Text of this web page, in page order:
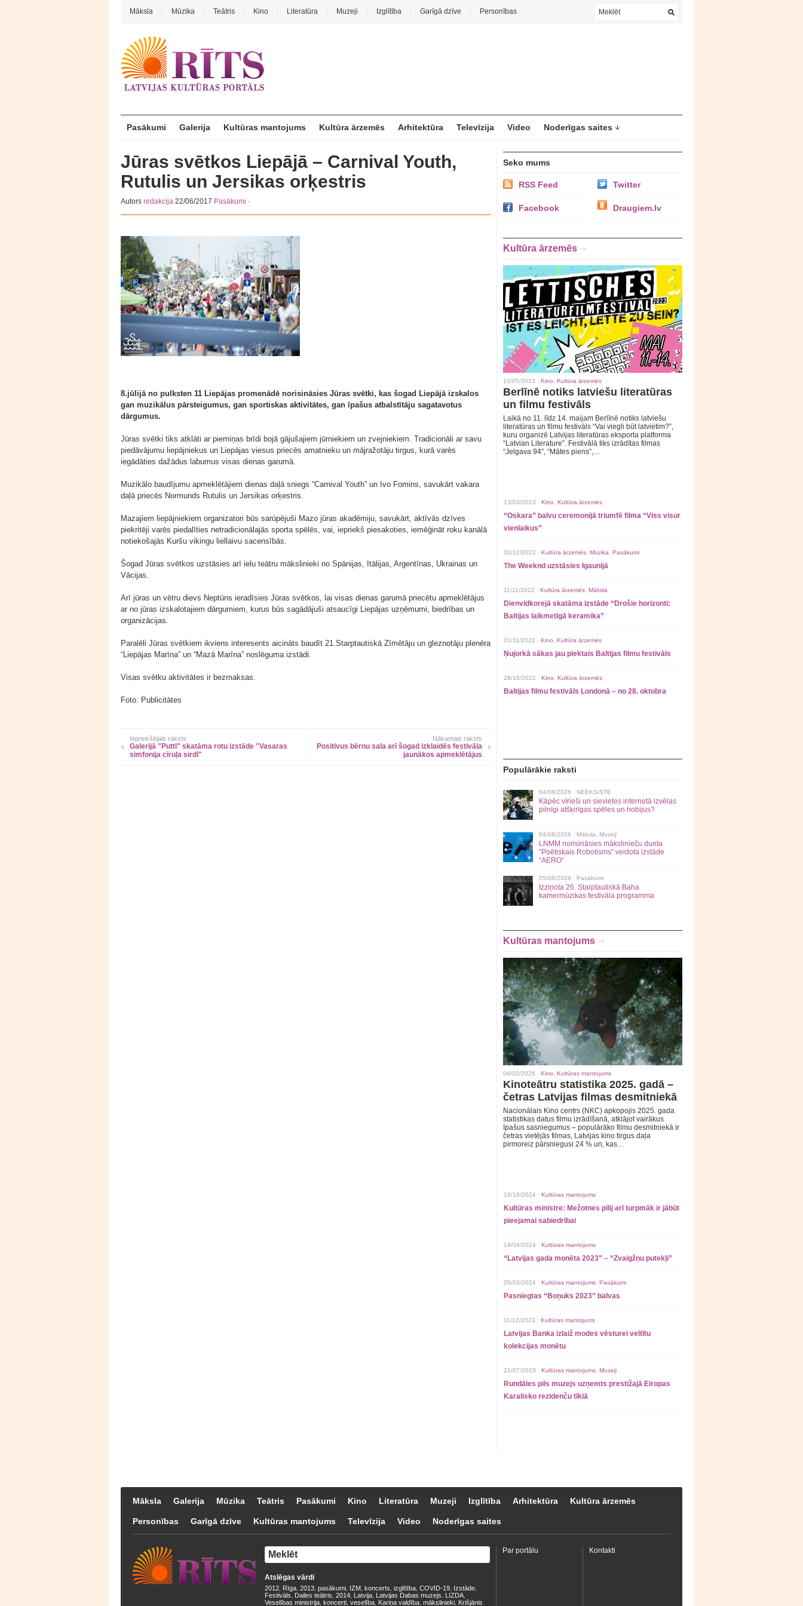
Māksla Mūzika Teātris Kino Literatūra Muzeji Izglītība Garīgā dzīve Personības
Pasākumi Galerija Kultūras mantojums Kultūra ārzemēs Arhitektūra Televīzija Video Noderīgas saites
Jūras svētkos Liepājā – Carnival Youth,
Rutulis un Jersikas orķestris
Autors redakcija 22/06/2017 Pasākumi ·
8.jūlijā no pulksten 11 Liepājas promenādē norisināsies Jūras svētki, kas šogad Liepājā izskalos
gan muzikālus pārsteigumus, gan sportiskas aktivitātes, gan īpašus atbalstītāju sagatavotus
dārgumus.
Jūras svētki tiks atklāti ar piemiņas brīdi bojā gājušajiem jūrniekiem un zvejniekiem. Tradicionāli ar savu
piedāvājumu liepājniekus un Liepājas viesus priecēs amatnieku un mājražotāju tirgus, kurā varēs
iegādāties dažādus labumus visas dienas garumā.
Muzikālo baudījumu apmeklētājiem dienas daļā sniegs “Carnival Youth” un Ivo Fomins, savukārt vakara
daļā priecēs Normunds Rutulis un Jersikas orķestris.
Mazajiem liepājniekiem organizatori būs sarūpējuši Mazo jūras akadēmiju, savukārt, aktīvās dzīves
piekritēji varēs piedalīties netradicionālajās sporta spēlēs, vai, iepriekš piesakoties, iemēģināt roku kanālā
notiekošajās Kuršu vikingu liellaivu sacensībās.
Šogad Jūras svētkos uzstāsies arī ielu teātru mākslinieki no Spānijas, Itālijas, Argentīnas, Ukrainas un
Vācijas.
Arī jūras un vētru dievs Neptūns ieradīsies Jūras svētkos, lai visas dienas garumā priecētu apmeklētājus
ar no jūras izskalotajiem dārgumiem, kurus būs sagādājuši atsaucīgi Liepājas uzņēmumi, biedrības un
organizācijas.
Paralēli Jūras svētkiem ikviens interesents aicināts baudīt 21.Starptautiskā Zīmētāju un gleznotāju plenēra
“Liepājas Marīna” un “Mazā Marīna” noslēguma izstādi.
Visas svētku aktivitātes ir bezmaksas.
Foto: Publicitātes
Iepriekšējais raksts
Galerijā "Putti" skatāma rotu izstāde "Vasaras
simfonija cīruļa sirdī"
Nākamais raksts
Positivus bērnu sala arī šogad izklaidēs festivāla
jaunākos apmeklētājus
Seko mums
RSS Feed Twitter
Facebook Draugiem.lv
Kultūra ārzemēs
10/05/2023 · Kino Kultūra ārzemēs
Berlīnē notiks latviešu literatūras
un filmu festivāls
Laikā no 11. līdz 14. maijam Berlīnē notiks latviešu
literatūras un filmu festivāls “Vai viegli būt latvietim?”,
kuru organizē Latvijas literatūras eksporta platforma
“Latvian Literature”. Festivālā tiks izrādītas filmas
“Jelgava 94”, “Mātes piens”,…
13/03/2023 · Kino Kultūra ārzemēs
“Oskara” balvu ceremonijā triumfē filma “Viss visur
vienlaikus”
02/12/2022 · Kultūra ārzemēs Mūzika Pasākumi
The Weeknd uzstāsies Igaunijā
11/11/2022 · Kultūra ārzemēs Māksla
Dienvidkorejā skatāma izstāde “Drošie horizonti:
Baltijas laikmetīgā keramika”
01/11/2022 · Kino Kultūra ārzemēs
Ņujorkā sākas jau piektais Baltijas filmu festivāls
28/10/2022 · Kino Kultūra ārzemēs
Baltijas filmu festivāls Londonā – no 28. oktobra
Populārākie raksti
04/08/2026 · NEEKSISTE
Kāpēc vīrieši un sievietes internetā izvēlas
pilnīgi atšķirīgas spēles un hobijus?
04/08/2026 · Māksla Muzeji
LNMM norisināsies mākslinieču dueta
“Poētiskais Robotisms” veidota izstāde
“AERO”
05/08/2026 · Pasākumi
Izziņota 26. Starptautiskā Baha
kamermūzikas festivāla programma
Kultūras mantojums
04/02/2026 · Kino Kultūras mantojums
Kinoteātru statistika 2025. gadā –
četras Latvijas filmas desmitniekā
Nacionālais Kino centrs (NKC) apkopojis 2025. gada
statistikas datus filmu izrādīšanā, atklājot vairākus
īpašus sasniegumus – populārāko filmu desmitniekā ir
četras vietējās filmas, Latvijas kino tirgus daļa
pirmoreiz pārsniegusi 24 % un, kas…
10/10/2024 · Kultūras mantojums
Kultūras ministre: Mežotnes pilij arī turpmāk ir jābūt
pieejamai sabiedrībai
19/04/2024 · Kultūras mantojums
“Latvijas gada monēta 2023” – “Zvaigžņu putekļi”
05/03/2024 · Kultūras mantojums Pasākumi
Pasniegtas “Boņuks 2023” balvas
11/12/2023 · Kultūras mantojums
Latvijas Banka izlaiž modes vēsturei veltītu
kolekcijas monētu
21/07/2023 · Kultūras mantojums Muzeji
Rundāles pils muzejs uzņemts prestižajā Eiropas
Karalisko rezidenču tīklā
Māksla Galerija Mūzika Teātris Pasākumi Kino Literatūra Muzeji Izglītība Arhitektūra Kultūra ārzemēs
Personības Garīgā dzīve Kultūras mantojums Televīzija Video Noderīgas saites
Atslēgas vārdi
2012 Rīga 2013 pasākumi IZM koncerts izglītība COVID-19 Izstāde
Festivāls Dailes teātris 2014 Latvija Latvijas Dabas muzejs LIZDA
Veselības ministrija koncerti veselība Kariņa valdība mākslinieki Krišjānis
Par portālu Kontakti